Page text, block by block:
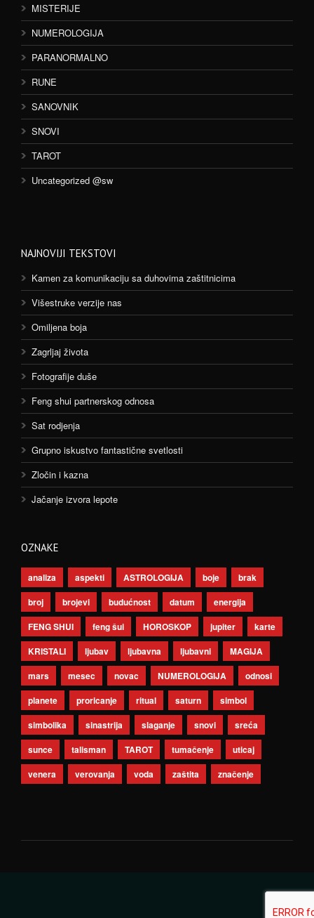
MISTERIJE
NUMEROLOGIJA
PARANORMALNO
RUNE
SANOVNIK
SNOVI
TAROT
Uncategorized @sw
NAJNOVIJI TEKSTOVI
Kamen za komunikaciju sa duhovima zaštitnicima
Višestruke verzije nas
Omiljena boja
Zagrljaj života
Fotografije duše
Feng shui partnerskog odnosa
Sat rodjenja
Grupno iskustvo fantastične svetlosti
Zločin i kazna
Jačanje izvora lepote
OZNAKE
analiza aspekti ASTROLOGIJA boje
brak
broj
brojevi budućnost datum
energija
FENG SHUI
feng šui HOROSKOP jupiter
karte
KRISTALI
ljubav ljubavna ljubavni
MAGIJA
mars
mesec novac NUMEROLOGIJA
odnosi
planete
proricanje ritual saturn
simbol
simbolika
sinastrija slaganje snovi
sreća
sunce
talisman TAROT tumačenje
uticaj
venera
verovanja voda zaštita značenje